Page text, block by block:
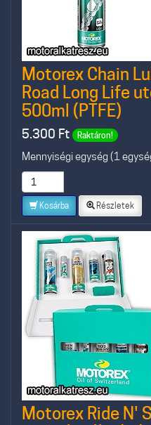
Motorex Chain
Road Long Life
500ml (PTFE)
5.300 Ft Raktáron!
Mennyiségi egység (1
Kosárba Részletek
Motorex Ride N'